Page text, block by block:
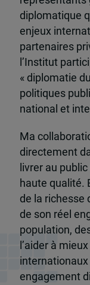
diplomatique
enjeux
partenaires
l’Institut
« diplomatie
politiques
national et
Ma
directement
livrer au
haute qualité.
de la richesse
de son réel
population,
l’aider à
internationaux
engagement